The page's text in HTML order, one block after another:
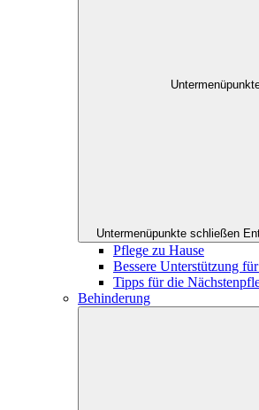
Untermenüpunkte schließen
Pflege zu Hause
Bessere Unterstützung
Tipps für die
Behinderung